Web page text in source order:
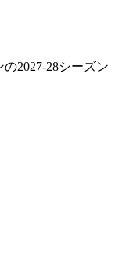
2027-28シーズン